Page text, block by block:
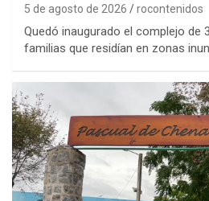
5 de agosto de 2026 rocontenidos
Quedó inaugurado el complejo de
familias que residían en zonas